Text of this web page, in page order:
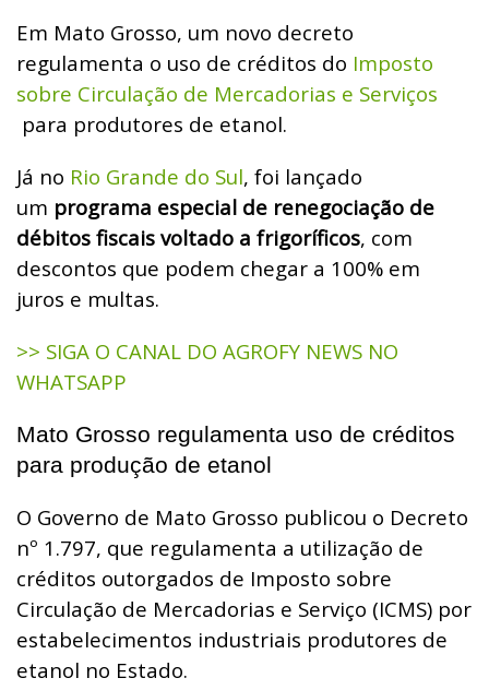
Em Mato Grosso, um novo decreto
regulamenta o uso de créditos do Imposto
sobre Circulação de Mercadorias e Serviços
para produtores de etanol.
Já no Rio Grande do Sul, foi lançado
um programa especial de renegociação de
débitos fiscais voltado a frigoríficos, com
descontos que podem chegar a 100% em
juros e multas.
>> SIGA O CANAL DO AGROFY NEWS NO
WHATSAPP
Mato Grosso regulamenta uso de créditos
para produção de etanol
O Governo de Mato Grosso publicou o Decreto
nº 1.797, que regulamenta a utilização de
créditos outorgados de Imposto sobre
Circulação de Mercadorias e Serviço (ICMS) por
estabelecimentos industriais produtores de
etanol no Estado.